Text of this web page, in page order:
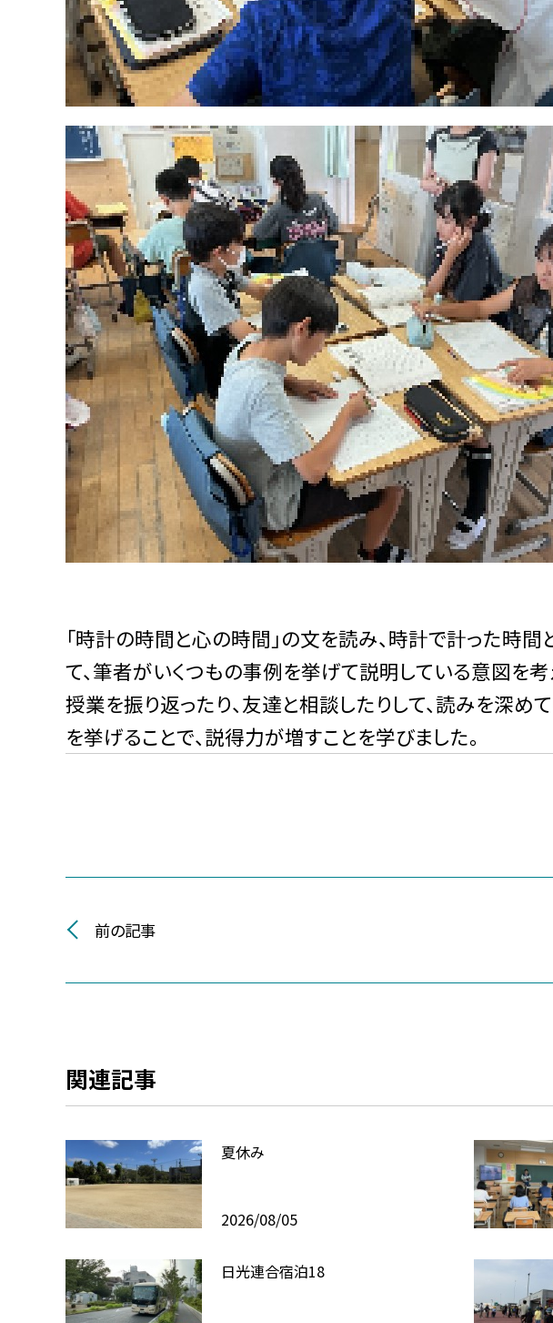
「時計の時間と心の時間」の文を読み、時計で計った時
て、筆者がいくつもの事例を挙げて説明している意図を
授業を振り返ったり、友達と相談したりして、読みを深め
を挙げることで、説得力が増すことを学びました。
前の記事
関連記事
夏休み
2026/08/05
日光連合宿泊18